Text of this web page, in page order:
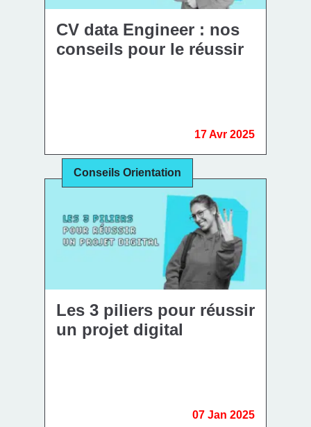
CV data Engineer : nos
conseils pour le réussir
17 Avr 2025
Conseils Orientation
Les 3 piliers pour réussir
un projet digital
07 Jan 2025